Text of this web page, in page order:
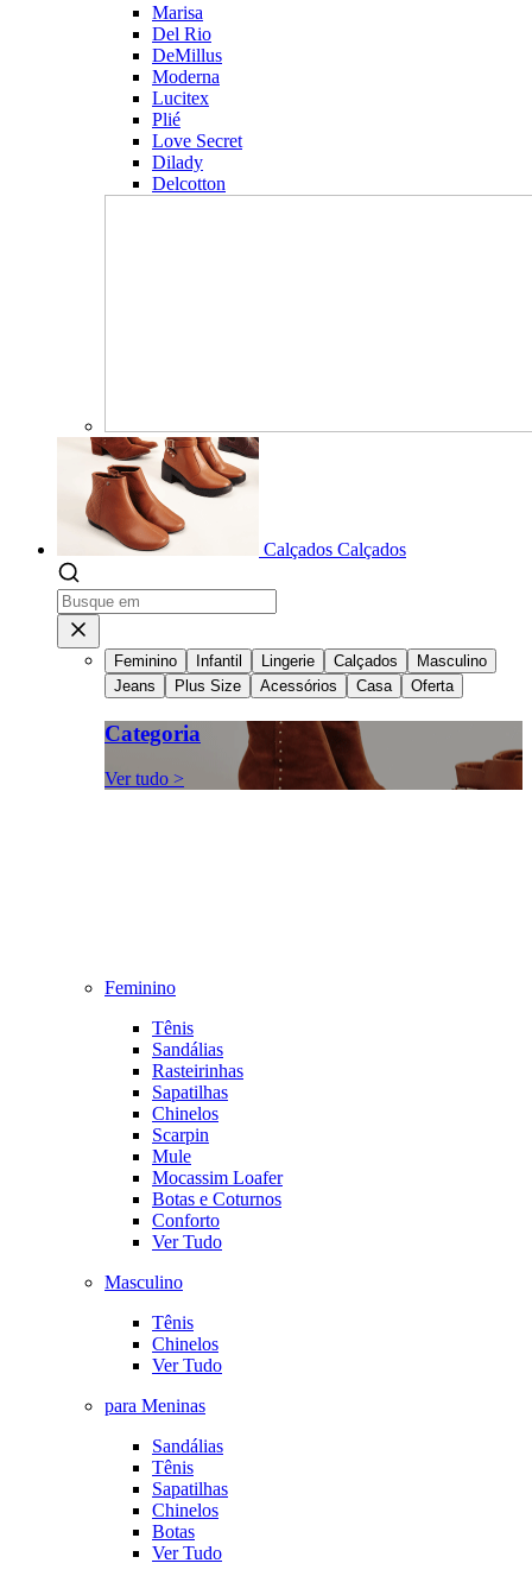
Marisa
Del Rio
DeMillus
Moderna
Lucitex
Plié
Love Secret
Dilady
Delcotton
Calçados Calçados
Feminino Infantil Lingerie Calçados
Masculino
Jeans
Plus Size Acessórios Casa Oferta
Categoria
Ver tudo >
Feminino
Tênis
Sandálias
Rasteirinhas
Sapatilhas
Chinelos
Scarpin
Mule
Mocassim Loafer
Botas e Coturnos
Conforto
Ver Tudo
Masculino
Tênis
Chinelos
Ver Tudo
para Meninas
Sandálias
Tênis
Sapatilhas
Chinelos
Botas
Ver Tudo